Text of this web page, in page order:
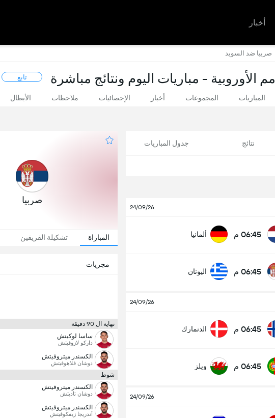
أخبار
صربيا ضد السويد
الأوروبية - مباريات اليوم ونتائج مباشرة تابع
المباريات المجموعات أخبار الإحصائيات ملاحظات الأبطال
نتائج جدول المباريات
24/09/26
06:45 م ألمانيا
06:45 م اليونان
24/09/26
06:45 م الدنمارك
06:45 م ويلز
24/09/26
صربيا
المباراة تشكيلة الفريقين
مجريات
نهاية ال 90 دقيقة
ساسا لوكيتش
داركو لازوفيتش
الكسندر ميتروفيتش
دوشان فلاهوفيتش
شوط
الكسندر ميتروفيتش
دوشان تاديتش
الكسندر ميتروفيتش
أندريجا زيفكوفيتش